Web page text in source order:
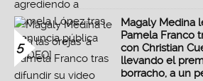
5
Magaly Medina
Pamela Franco
con Christian
llevando el
borracho, a un